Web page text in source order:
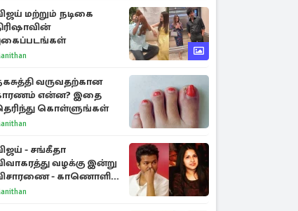
மற்றும் நடிகை
வருவதற்கான
என்ன? இதை
கொள்ளுங்கள்
- சங்கீதா
வழக்கு இன்று
- காணொளி
ஆஜராக வாய்ப்பு